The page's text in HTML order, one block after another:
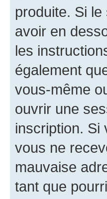
produite. Si
avoir en
les
également
vous-même
ouvrir une
inscription. Si
vous ne
mauvaise
tant que